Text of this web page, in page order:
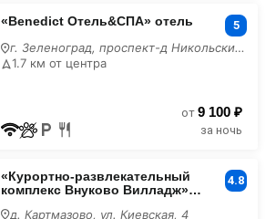
«Benedict Отель&СПА» отель 5
г. Зеленоград, проспект-д Никольский, 2
1.7 км от центра
от 9 100 ₽
за ночь
«Курортно-развлекательный
комплекс Внуково Вилладж»
4.8
д. Картмазово, ул. Киевская, 4